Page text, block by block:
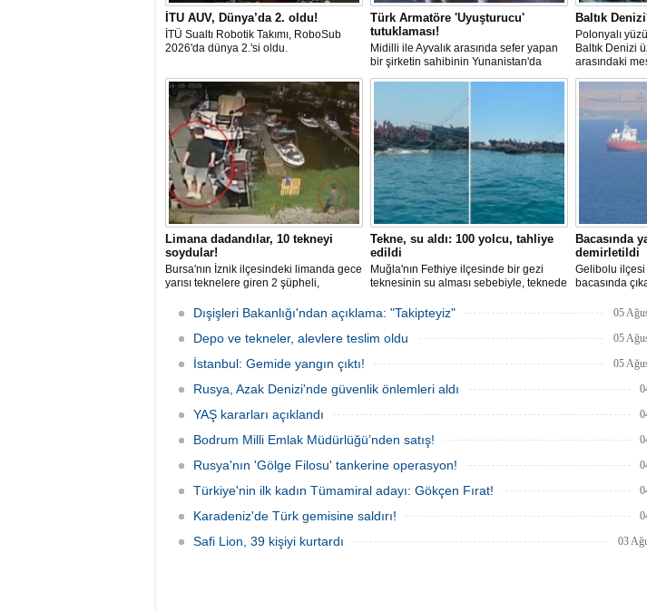
İTU AUV, Dünya’da 2. oldu!
İTÜ Sualtı Robotik Takımı, RoboSub
2026'da dünya 2.'si oldu.
Türk Armatöre 'Uyuşturucu'
tutuklaması!
Midilli ile Ayvalık arasında sefer yapan
bir şirketin sahibinin Yunanistan'da
tutuklandığı bildirildi.
Baltık
Polonyalı
Baltık Denizi
arasındaki
başarının ilk
Limana dadandılar, 10 tekneyi
soydular!
Bursa'nın İznik ilçesindeki limanda gece
yarısı teknelere giren 2 şüpheli,
çaldı. Olay, güvenlik kameralarına
yansıdı, tekne sahiplerinin ihbarıyla
jandarma inceleme başlattı.
Tekne, su aldı: 100 yolcu, tahliye
edildi
Muğla'nın Fethiye ilçesinde bir gezi
teknesinin su alması sebebiyle, teknede
teknenin batmaması için bölgede
kurtarma çalışması başlatıldı.
Bacasında
demirletildi
Gelibolu ilçesi
bacasında
Sahası'na
Dışişleri Bakanlığı'ndan açıklama: "Takipteyiz" 05
Depo ve tekneler, alevlere teslim oldu 05
İstanbul: Gemide yangın çıktı! 05
Rusya, Azak Denizi'nde güvenlik önlemleri aldı
YAŞ kararları açıklandı
Bodrum Milli Emlak Müdürlüğü’nden satış!
Rusya'nın 'Gölge Filosu' tankerine operasyon!
Türkiye'nin ilk kadın Tümamiral adayı: Gökçen Fırat!
Karadeniz'de Türk gemisine saldırı!
Safi Lion, 39 kişiyi kurtardı 03